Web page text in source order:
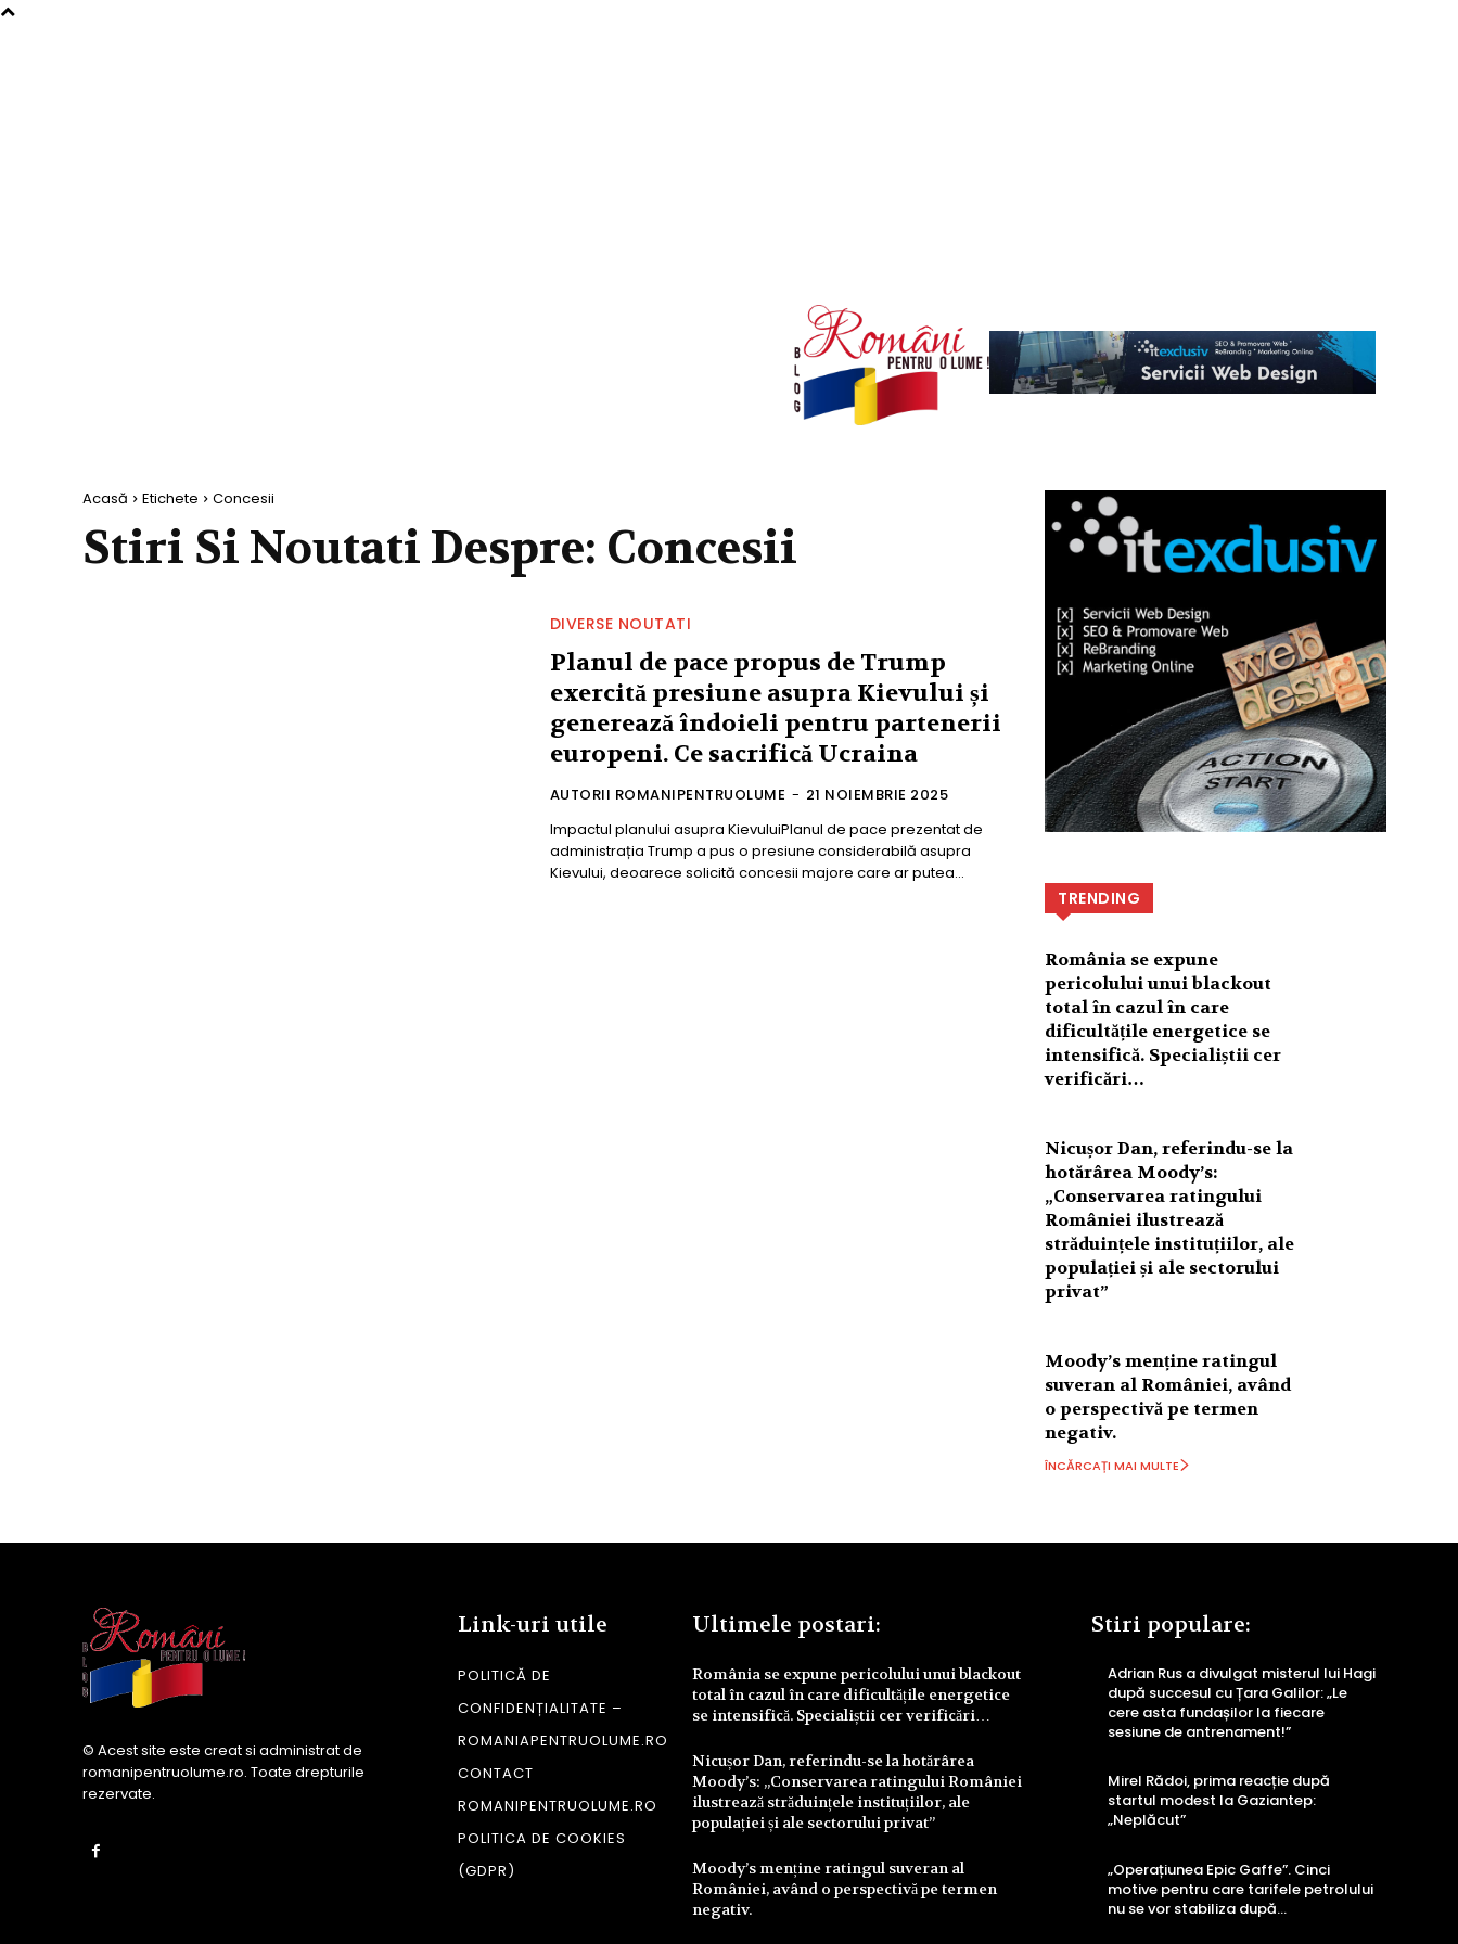
Acasă Etichete Concesii
Stiri Si Noutati Despre: Concesii
DIVERSE NOUTATI
Planul de pace propus de Trump
exercită presiune asupra Kievului și
generează îndoieli pentru partenerii
europeni. Ce sacrifică Ucraina
AUTORII ROMANIPENTRUOLUME - 21 NOIEMBRIE 2025
Impactul planului asupra KievuluiPlanul de pace prezentat de
administrația Trump a pus o presiune considerabilă asupra
Kievului, deoarece solicită concesii majore care ar putea...
TRENDING
România se expune
pericolului unui blackout
total în cazul în care
dificultățile energetice se
intensifică. Specialiștii cer
verificări…
Nicușor Dan, referindu-se la
hotărârea Moody’s:
„Conservarea ratingului
României ilustrează
străduințele instituțiilor, ale
populației și ale sectorului
privat”
Moody’s menține ratingul
suveran al României, având
o perspectivă pe termen
negativ.
ÎNCĂRCAȚI MAI MULTE
© Acest site este creat si administrat de
romanipentruolume.ro. Toate drepturile
rezervate.
Link-uri utile
POLITICĂ DE
CONFIDENȚIALITATE –
ROMANIAPENTRUOLUME.RO
CONTACT
ROMANIPENTRUOLUME.RO
POLITICA DE COOKIES
(GDPR)
Ultimele postari:
România se expune pericolului unui blackout
total în cazul în care dificultățile energetice
se intensifică. Specialiștii cer verificări…
Nicușor Dan, referindu-se la hotărârea
Moody’s: „Conservarea ratingului României
ilustrează străduințele instituțiilor, ale
populației și ale sectorului privat”
Moody’s menține ratingul suveran al
României, având o perspectivă pe termen
negativ.
Stiri populare:
Adrian Rus a divulgat misterul lui Hagi
după succesul cu Țara Galilor: „Le
cere asta fundașilor la fiecare
sesiune de antrenament!”
Mirel Rădoi, prima reacție după
startul modest la Gaziantep:
„Neplăcut”
„Operațiunea Epic Gaffe”. Cinci
motive pentru care tarifele petrolului
nu se vor stabiliza după…